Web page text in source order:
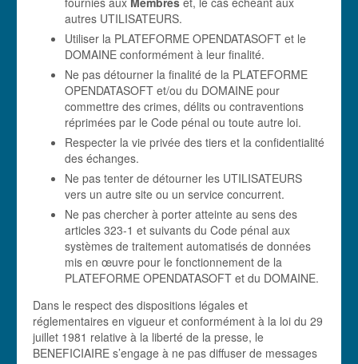
autres UTILISATEURS.
Utiliser la PLATEFORME OPENDATASOFT et le
DOMAINE conformément à leur finalité.
Ne pas détourner la finalité de la PLATEFORME
OPENDATASOFT et/ou du DOMAINE pour
commettre des crimes, délits ou contraventions
réprimées par le Code pénal ou toute autre loi.
Respecter la vie privée des tiers et la confidentialité
des échanges.
Ne pas tenter de détourner les UTILISATEURS
vers un autre site ou un service concurrent.
Ne pas chercher à porter atteinte au sens des
articles 323-1 et suivants du Code pénal aux
systèmes de traitement automatisés de données
mis en œuvre pour le fonctionnement de la
PLATEFORME OPENDATASOFT et du DOMAINE.
Dans le respect des dispositions légales et
réglementaires en vigueur et conformément à la loi du 29
juillet 1981 relative à la liberté de la presse, le
BENEFICIAIRE s’engage à ne pas diffuser de messages